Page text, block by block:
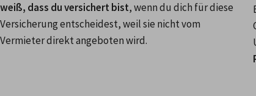
weiß, dass du versichert bist, wenn du dich für diese
Versicherung entscheidest, weil sie nicht vom
Vermieter direkt angeboten wird.